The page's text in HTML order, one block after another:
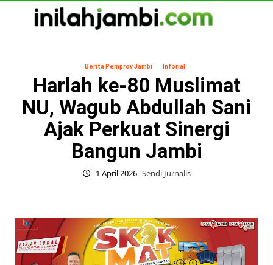
Berita Pemprov Jambi Inforial
Harlah ke-80 Muslimat
NU, Wagub Abdullah Sani
Ajak Perkuat Sinergi
Bangun Jambi
1 April 2026 Sendi Jurnalis